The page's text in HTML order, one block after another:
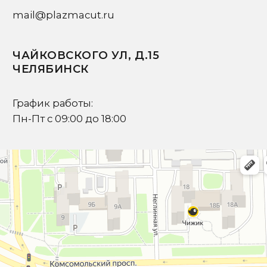
Согласие на обработку персональных данных
Отправить запрос